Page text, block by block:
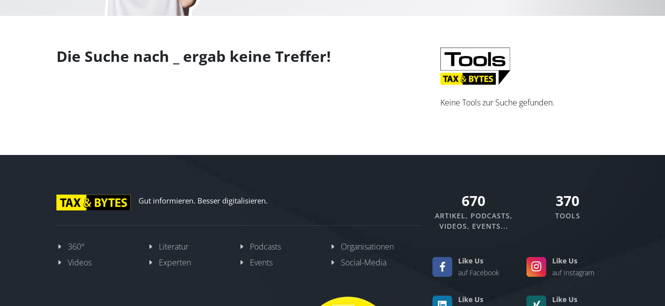
Die Suche nach ergab keine Treffer!
Keine Tools zur Suche gefunden.
Gut informieren. Besser digitalisieren.
360° Literatur Podcasts
Organisationen
Videos
Experten Events Social-Media
670
ARTIKEL, PODCASTS,
VIDEOS, EVENTS...
370
TOOLS
Like Us
auf Facebook
Like Us
auf Instagram
Like Us
Like Us